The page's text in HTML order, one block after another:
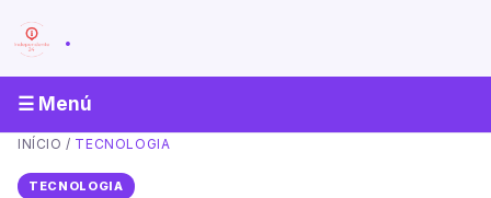
.
☰ Menú
INÍCIO / TECNOLOGIA
TECNOLOGIA